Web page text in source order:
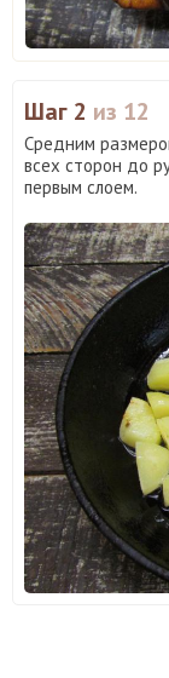
Шаг 2 из 12
Средним
всех сторон до
первым слоем.